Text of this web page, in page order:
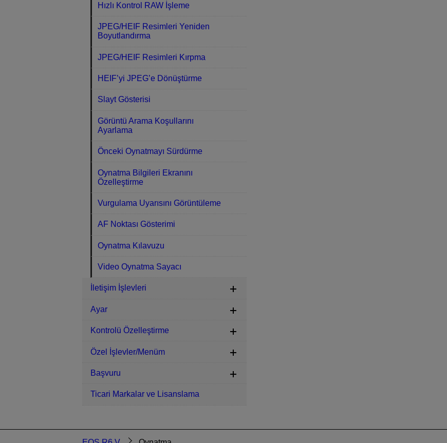
Hızlı Kontrol RAW İşleme
JPEG/HEIF Resimleri Yeniden
Boyutlandırma
JPEG/HEIF Resimleri Kırpma
HEIF’yi JPEG’e Dönüştürme
Slayt Gösterisi
Görüntü Arama Koşullarını
Ayarlama
Önceki Oynatmayı Sürdürme
Oynatma Bilgileri Ekranını
Özelleştirme
Vurgulama Uyarısını Görüntüleme
AF Noktası Gösterimi
Oynatma Kılavuzu
Video Oynatma Sayacı
İletişim İşlevleri
Ayar
Kontrolü Özelleştirme
Özel İşlevler/Menüm
Başvuru
Ticari Markalar ve Lisanslama